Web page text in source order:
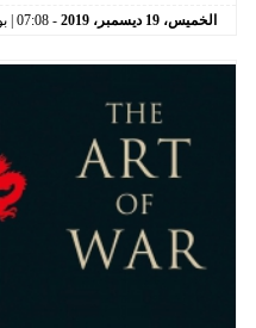
الخميس، 19 ديسمبر، 2019
-
07:08
|